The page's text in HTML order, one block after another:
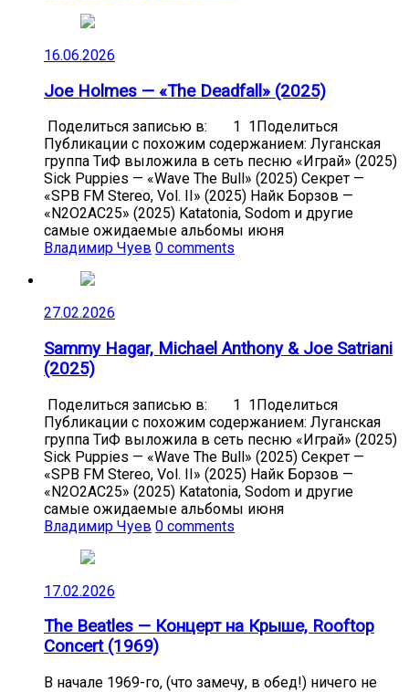
16.06.2026
Joe Holmes — «The Deadfall» (2025)
Поделиться записью в: 1 1Поделиться
Публикации с похожим содержанием: Луганская
группа ТиФ выложила в сеть песню «Играй» (2025)
Sick Puppies — «Wave The Bull» (2025) Секрет —
«SPB FM Stereo, Vol. II» (2025) Найк Борзов —
«N2O2AC25» (2025) Katatonia, Sodom и другие
самые ожидаемые альбомы июня
Владимир Чуев 0 comments
27.02.2026
Sammy Hagar, Michael Anthony & Joe Satriani
(2025)
Поделиться записью в: 1 1Поделиться
Публикации с похожим содержанием: Луганская
группа ТиФ выложила в сеть песню «Играй» (2025)
Sick Puppies — «Wave The Bull» (2025) Секрет —
«SPB FM Stereo, Vol. II» (2025) Найк Борзов —
«N2O2AC25» (2025) Katatonia, Sodom и другие
самые ожидаемые альбомы июня
Владимир Чуев 0 comments
17.02.2026
The Beatles — Концерт на Крыше, Rooftop
Concert (1969)
В начале 1969-го, (что замечу, в обед!) ничего не